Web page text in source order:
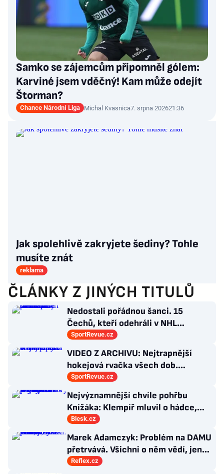
Samko se zájemcům připomněl gólem:
Karviné jsem vděčný! Kam může odejít
Štorman?
Chance Národní Liga Michal Kvasnica7. srpna 202621:36
Jak spolehlivě zakryjete šediny? Tohle
musíte znát
reklama
ČLÁNKY Z JINÝCH TITULŮ
Nedostali pořádnou šanci. 15
Čechů, kteří odehráli v NHL
maximálně dva zápasy
SportRevue.cz
VIDEO Z ARCHIVU: Nejtrapnější
hokejová rvačka všech dob.
Nepadla v ní ani rána
SportRevue.cz
Nejvýznamnější chvíle pohřbu
Knížáka: Klempíř mluvil o hádce,
Klaus vzýval rebelství a přišla i Sára
Saudková
Blesk.cz
Marek Adamczyk: Problém na DAMU
přetrvává. Všichni o něm vědí, jen
moc nevědí, co s ním
Reflex.cz